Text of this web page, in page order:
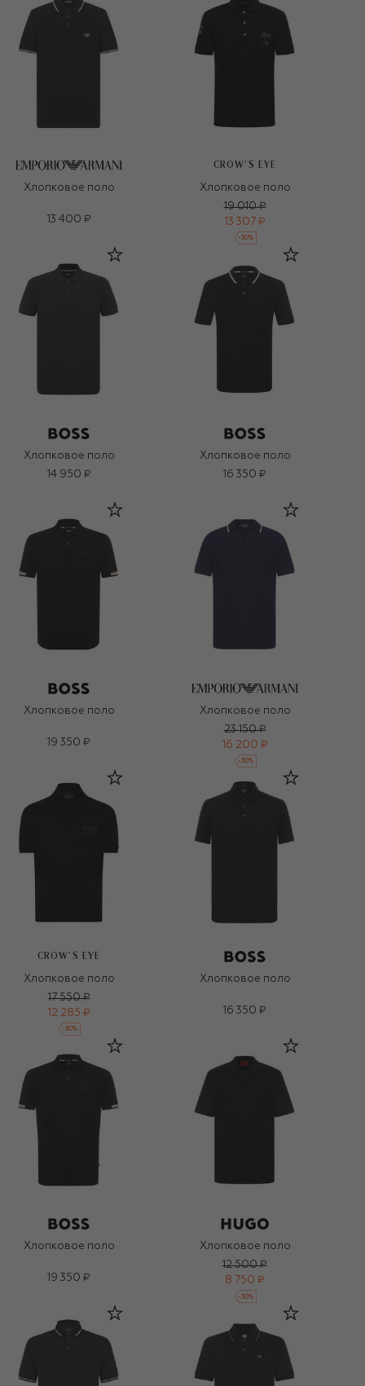
Хлопковое поло
13 400 ₽
CROW’S EYE
Хлопковое поло
19 010 ₽
13 307 ₽
-30%
Хлопковое поло
14 950 ₽
Хлопковое поло
16 350 ₽
Хлопковое поло
19 350 ₽
Хлопковое поло
23 150 ₽
16 200 ₽
-30%
CROW’S EYE
Хлопковое поло
17 550 ₽
12 285 ₽
-30%
Хлопковое поло
16 350 ₽
Хлопковое поло
19 350 ₽
Хлопковое поло
12 500 ₽
8 750 ₽
-30%